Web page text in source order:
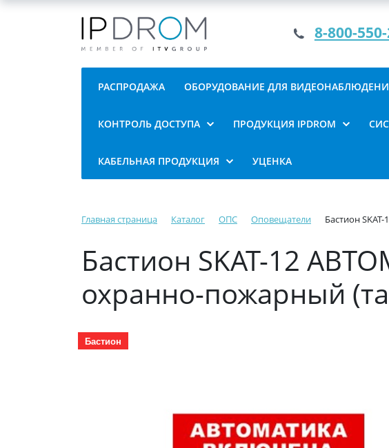
8-800-
РАСПРОДАЖА ОБОРУДОВАНИЕ ДЛЯ
КОНТРОЛЬ ДОСТУПА ПРОДУКЦИЯ IPDROM
КАБЕЛЬНАЯ ПРОДУКЦИЯ УЦЕНКА
Главная страница Каталог ОПС Оповещатели Бастион
Бастион SKAT-12
охранно-пожарный
Бастион